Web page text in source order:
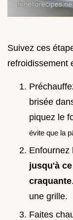
Suivez ces
refroidissement
brisée
piquez le
évite que la
Enfournez
jusqu'à
craquante
une grille.
Faites